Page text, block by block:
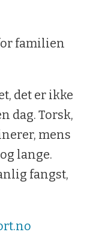
familien
det er ikke
dag. Torsk,
mens
lange.
fangst,